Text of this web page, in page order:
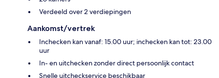
Verdeeld over 2 verdiepingen
Aankomst/vertrek
Inchecken kan vanaf: 15.00 uur; inchecken kan tot: 23.00
uur
In- en uitchecken zonder direct persoonlijk contact
Snelle uitcheckservice beschikbaar